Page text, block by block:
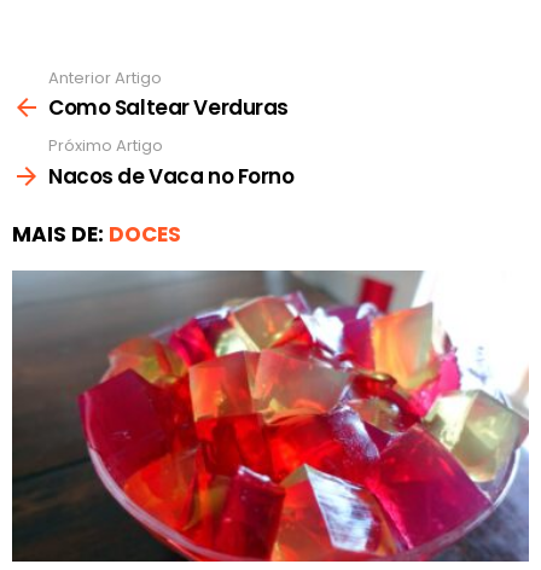
mais
Anterior Artigo
Como Saltear Verduras
Próximo Artigo
Nacos de Vaca no Forno
MAIS DE: DOCES